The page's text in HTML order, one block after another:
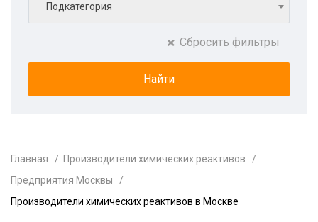
Подкатегория
Сбросить фильтры
Главная
Производители химических реактивов
Предприятия Москвы
Производители химических реактивов в Москве